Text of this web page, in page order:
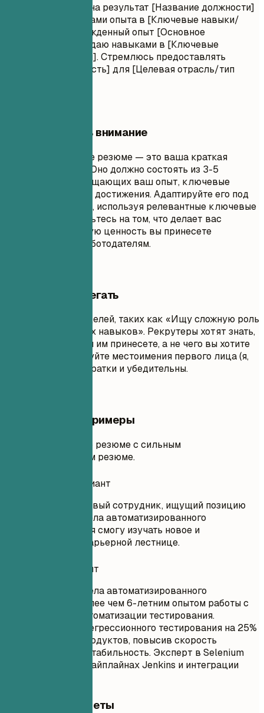
Ориентированная на результат [Название должности]
с [Количество] годами опыта в [Ключевые навыки/
отрасли]. Подтвержденный опыт [Основное
достижение]. Обладаю навыками в [Ключевые
технологии/навыки]. Стремлюсь предоставлять
[Конкретная ценность] для [Целевая отрасль/тип
На что обратить внимание
Профессиональное резюме — это ваша краткая
самопрезентация. Оно должно состоять из 3-5
предложений, обобщающих ваш опыт, ключевые
навыки и основные достижения. Адаптируйте его под
описание вакансии, используя релевантные ключевые
слова. Сосредоточьтесь на том, что делает вас
уникальным, и какую ценность вы принесете
потенциальным работодателям.
Чего лучше избегать
Избегайте общих целей, таких как «Ищу сложную роль
для развития своих навыков». Рекрутеры хотят знать,
какую ценность вы им принесете, а не чего вы хотите
от них. Не используйте местоимения первого лица (я,
мне, мой). Будьте кратки и убедительны.
Практические примеры
Сравнение слабого резюме с сильным
профессиональным резюме.
Неудачный вариант
Цель: Я трудолюбивый сотрудник, ищущий позицию
руководителя отдела автоматизированного
тестирования, где я смогу изучать новое и
продвигаться по карьерной лестнице.
Удачный вариант
Руководитель отдела автоматизированного
тестирования с более чем 6-летним опытом работы с
фреймворками автоматизации тестирования.
Сократил циклы регрессионного тестирования на 25%
для нескольких продуктов, повысив скорость
развертывания и стабильность. Эксперт в Selenium
WebDriver, CI/CD пайплайнах Jenkins и интеграции
Короткие советы